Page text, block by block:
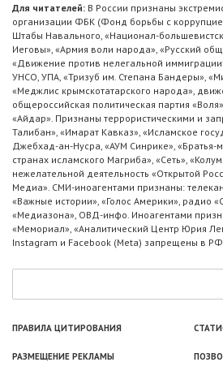
Для читателей: В России признаны
организации ФБК (Фонд борьбы с
Штабы Навального, «Национал-
Иеговы», «Армия воли народа», «Русский
«Движение против нелегальной
УНСО, УПА, «Тризуб им. Степана Бандеры»,
«Меджлис крымскотатарского народа»,
общероссийская политическая партия
«Айдар». Признаны террористическими и
Талибан», «Имарат Кавказ», «Исламское
Джебхад-ан-Нусра, «АУМ Синрике», «Братья-
странах исламского Магриба», «Сеть»,
нежелательной деятельность «Открытой
Медиа». СМИ-иноагентами признаны:
«Важные истории», «Голос Америки», радио
«Медиазона», ОВД-инфо. Иноагентами
«Мемориал», «Аналитический Центр Юрия
Instagram и Facebook (Metа) запрещены в РФ
ПРАВИЛА ЦИТИРОВАНИЯ
РАЗМЕЩЕНИЕ РЕКЛАМЫ